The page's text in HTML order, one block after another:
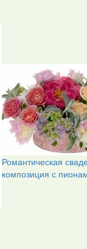
Романтическая
композиция с